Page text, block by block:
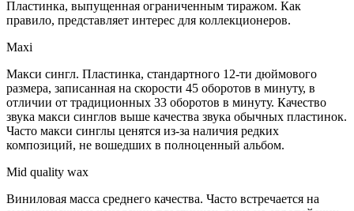
Пластинка, выпущенная ограниченным тиражом. Как
правило, представляет интерес для коллекционеров.
Maxi
Макси сингл. Пластинка, стандартного 12-ти дюймового
размера, записанная на скорости 45 оборотов в минуту, в
отличии от традиционных 33 оборотов в минуту. Качество
звука макси синглов выше качества звука обычных пластинок.
Часто макси синглы ценятся из-за наличия редких
композиций, не вошедших в полноценный альбом.
Mid quality wax
Виниловая масса среднего качества. Часто встречается на